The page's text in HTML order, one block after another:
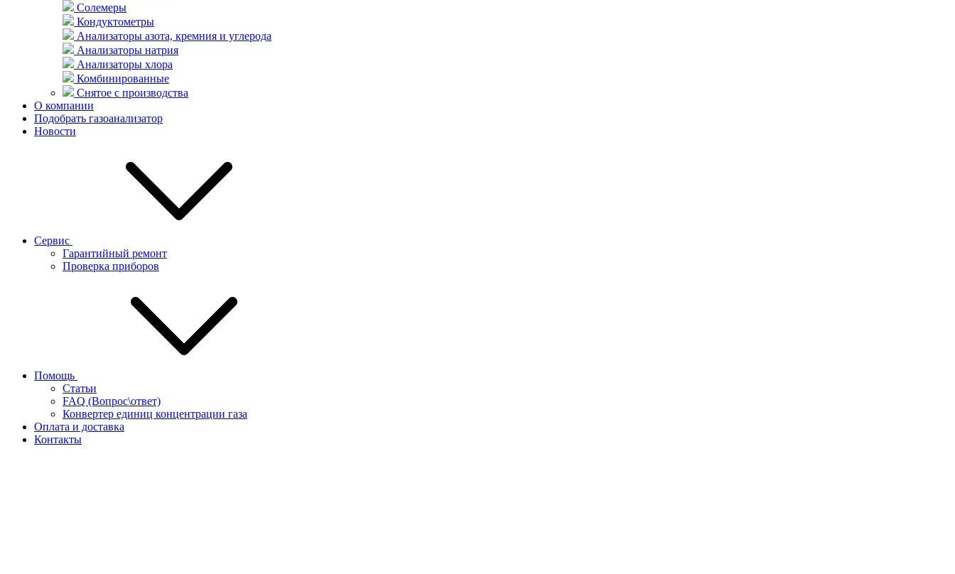
Солемеры
Кондуктометры
Анализаторы азота, кремния и углерода
Анализаторы натрия
Анализаторы хлора
Комбинированные
Снятое с производства
О компании
Подобрать газоанализатор
Новости
Сервис
Гарантийный ремонт
Проверка приборов
Помощь
Статьи
FAQ (Вопрос\ответ)
Конвертер единиц концентрации газа
Оплата и доставка
Контакты